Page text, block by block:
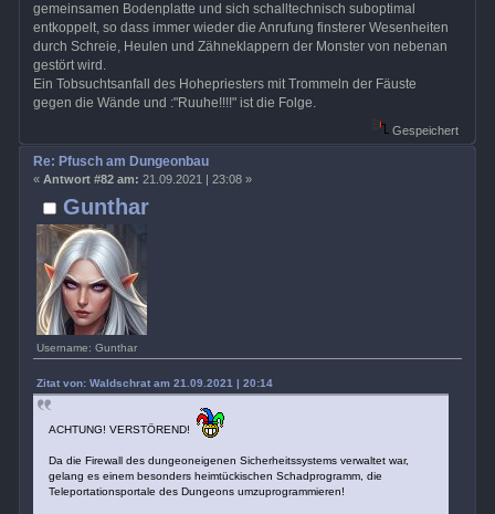
gemeinsamen Bodenplatte und sich schalltechnisch suboptimal
entkoppelt, so dass immer wieder die Anrufung finsterer Wesenheiten
durch Schreie, Heulen und Zähneklappern der Monster von nebenan
gestört wird.
Ein Tobsuchtsanfall des Hohepriesters mit Trommeln der Fäuste
gegen die Wände und :"Ruuhe!!!!" ist die Folge.
Gespeichert
Gunthar
Username: Gunthar
Re: Pfusch am Dungeonbau
« Antwort #82 am: 21.09.2021 | 23:08 »
Zitat von: Waldschrat am 21.09.2021 | 20:14
ACHTUNG! VERSTÖREND!
Da die Firewall des dungeoneigenen Sicherheitssystems verwaltet war,
gelang es einem besonders heimtückischen Schadprogramm, die
Teleportationsportale des Dungeons umzuprogrammieren!